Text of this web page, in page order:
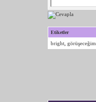
Etiketler
bright görüşeceğim